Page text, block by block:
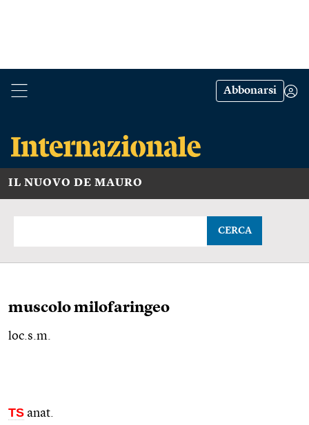
Abbonarsi
IL NUOVO DE MAURO
CERCA
muscolo milofaringeo
loc.s.m.
TS anat.